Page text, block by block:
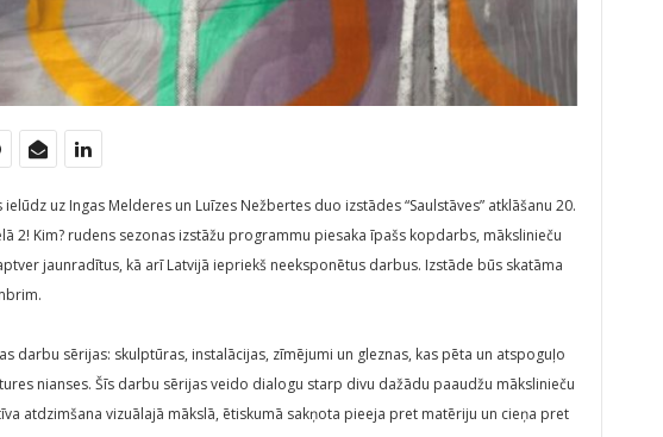
uz Ingas Melderes un Luīzes Nežbertes duo izstādes “Saulstāves” atklāšanu 20.
2! Kim? rudens sezonas izstāžu programmu piesaka īpašs kopdarbs, mākslinieču
jaunradītus, kā arī Latvijā iepriekš neeksponētus darbus. Izstāde būs skatāma
darbu sērijas: skulptūras, instalācijas, zīmējumi un gleznas, kas pēta un atspoguļo
nianses. Šīs darbu sērijas veido dialogu starp divu dažādu paaudžu mākslinieču
atdzimšana vizuālajā mākslā, ētiskumā sakņota pieeja pret matēriju un cieņa pret